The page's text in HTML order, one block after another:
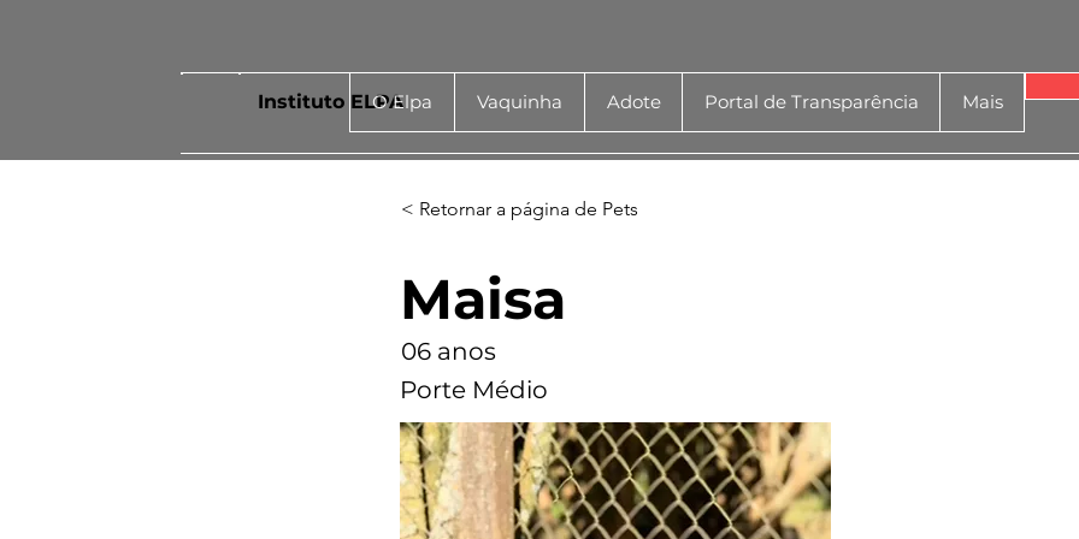
Instituto ELPAO Elpa Vaquinha Adote Portal de Transparência Mais
< Retornar a página de Pets
Maisa
06 anos
Porte Médio